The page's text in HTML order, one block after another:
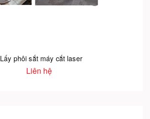
Lấy phôi sắt máy cắt laser
Liên hệ